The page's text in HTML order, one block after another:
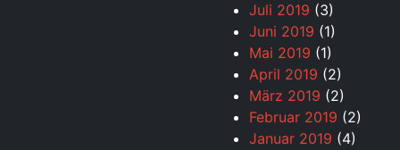
Juli 2019 (3)
Juni 2019 (1)
Mai 2019 (1)
April 2019 (2)
März 2019 (2)
Februar 2019 (2)
Januar 2019 (4)